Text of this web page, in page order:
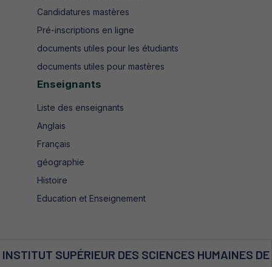
Candidatures mastères
Pré-inscriptions en ligne
documents utiles pour les étudiants
documents utiles pour mastères
Enseignants
Liste des enseignants
Anglais
Français
géographie
Histoire
Education et Enseignement
INSTITUT SUPÉRIEUR DES SCIENCES HUMAINES DE